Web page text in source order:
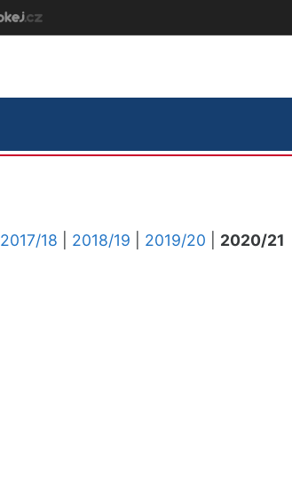
2017/18 2018/19 2019/20
2020/21